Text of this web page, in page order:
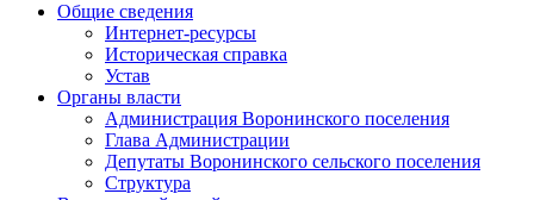
Общие сведения
Интернет-ресурсы
Историческая справка
Устав
Органы власти
Администрация Воронинского поселения
Глава Администрации
Депутаты Воронинского сельского поселения
Структура